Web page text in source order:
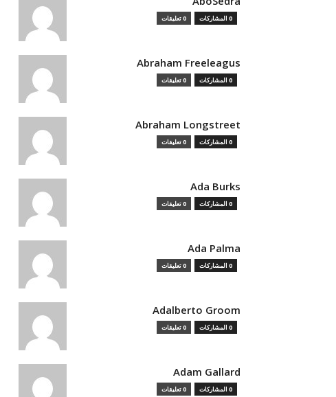
0 المشاركات 0 تعليقات
Abraham Freeleagus
0 المشاركات 0 تعليقات
Abraham Longstreet
0 المشاركات 0 تعليقات
Ada Burks
0 المشاركات 0 تعليقات
Ada Palma
0 المشاركات 0 تعليقات
Adalberto Groom
0 المشاركات 0 تعليقات
Adam Gallard
0 المشاركات 0 تعليقات